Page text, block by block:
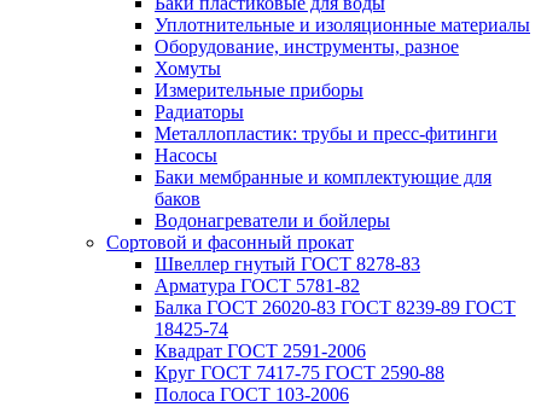
Уплотнительные и изоляционные материалы
Оборудование, инструменты, разное
Хомуты
Измерительные приборы
Радиаторы
Металлопластик: трубы и пресс-фитинги
Насосы
Баки мембранные и комплектующие для
баков
Водонагреватели и бойлеры
Сортовой и фасонный прокат
Швеллер гнутый ГОСТ 8278-83
Арматура ГОСТ 5781-82
Балка ГОСТ 26020-83 ГОСТ 8239-89 ГОСТ
18425-74
Квадрат ГОСТ 2591-2006
Круг ГОСТ 7417-75 ГОСТ 2590-88
Полоса ГОСТ 103-2006